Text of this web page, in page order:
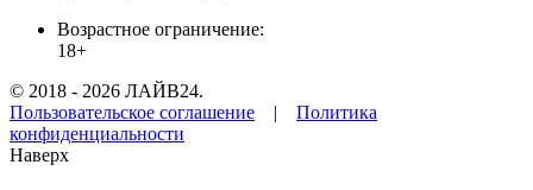
Возрастное ограничение:
18+
© 2018 - 2026 ЛАЙВ24.
Пользовательское соглашение | Политика
конфиденциальности
Наверх